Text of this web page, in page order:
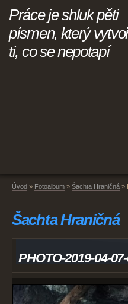
Práce je shluk pěti
písmen, který
ti, co se nepotapí
Úvod » Fotoalbum » Šachta Hraničná »
Šachta Hraničná
PHOTO-2019-04-